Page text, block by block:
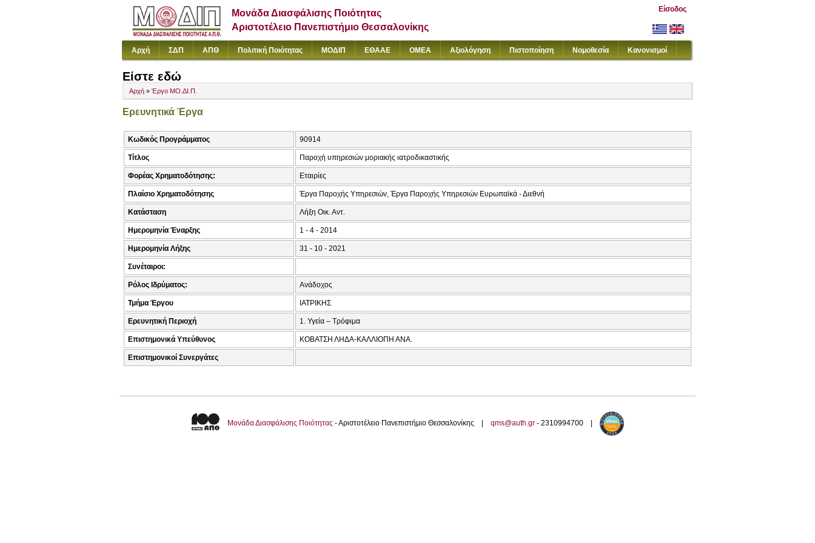
Μονάδα Διασφάλισης Ποιότητας
Αριστοτέλειο Πανεπιστήμιο Θεσσαλονίκης
Είσοδος
Αρχή ΣΔΠ ΑΠΘ Πολιτική Ποιότητας ΜΟΔΙΠ ΕΘΑΑΕ ΟΜΕΑ Αξιολόγηση Πιστοποίηση Νομοθεσία Κανονισμοί
Είστε εδώ
Αρχή » Έργο ΜΟ.ΔΙ.Π.
Ερευνητικά Έργα
Κωδικός Προγράμματος 90914
Τίτλος Παροχή υπηρεσιών μοριακής ιατροδικαστικής
Φορέας Χρηματοδότησης: Εταιρίες
Πλαίσιο Χρηματοδότησης Έργα Παροχής Υπηρεσιών, Έργα Παροχής Υπηρεσιών Ευρωπαϊκά - Διεθνή
Κατάσταση Λήξη Οικ. Αντ.
Ημερομηνία Έναρξης 1 - 4 - 2014
Ημερομηνία Λήξης 31 - 10 - 2021
Συνέταιροι:
Ρόλος Ιδρύματος: Ανάδοχος
Τμήμα Έργου ΙΑΤΡΙΚΗΣ
Ερευνητική Περιοχή 1. Υγεία – Τρόφιμα
Επιστημονικά Υπεύθυνος ΚΟΒΑΤΣΗ ΛΗΔΑ-ΚΑΛΛΙΟΠΗ ΑΝΑ.
Επιστημονικοί Συνεργάτες
Μονάδα Διασφάλισης Ποιότητας - Αριστοτέλειο Πανεπιστήμιο Θεσσαλονίκης | qms@auth.gr - 2310994700 |